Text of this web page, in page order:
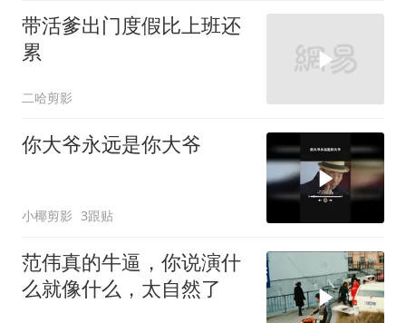
带活爹出门度假比上班还
累
二哈剪影
你大爷永远是你大爷
小椰剪影 3跟贴
范伟真的牛逼，你说演什
么就像什么，太自然了